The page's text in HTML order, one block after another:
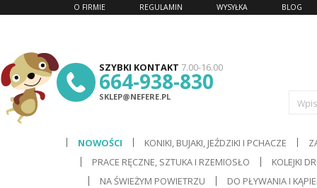
SZYBKI KONTAKT 7.00-16.00
664-938-830
SKLEP@NEFERE.PL
O FIRMIE REGULAMIN WYSYŁKA BLOG
NOWOŚCI KONIKI, BUJAKI, JEŹDZIKI I PCHACZE
PRACE RĘCZNE, SZTUKA I RZEMIOSŁO
KOLEJKI
NA ŚWIEŻYM POWIETRZU
DO PŁYWANIA I